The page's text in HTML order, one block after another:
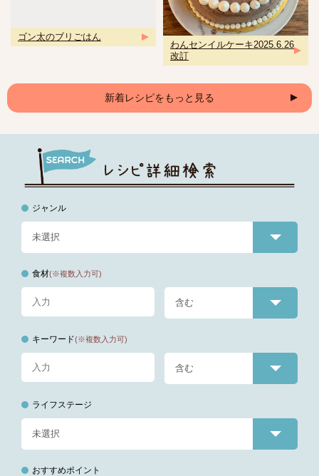
ゴン太のブリごはん
わんセンイルケーキ2025.6.26
改訂
新着レシピをもっと見る
ジャンル
食材(※複数入力可)
キーワード(※複数入力可)
ライフステージ
おすすめポイント